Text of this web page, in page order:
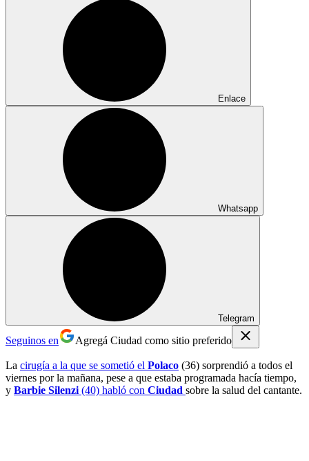
Enlace
Whatsapp
Telegram
Seguinos en Agregá Ciudad como sitio preferido
La cirugía a la que se sometió el Polaco (36) sorprendió a todos el
viernes por la mañana, pese a que estaba programada hacía tiempo,
y Barbie Silenzi (40) habló con Ciudad sobre la salud del cantante.